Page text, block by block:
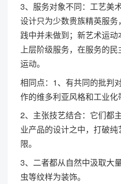
3、服务对象不同：工艺美
设计只为少数贵族精英服
践中并未做到；新艺术运
上层阶级服务，在服务的
运动。
相同点：1、有共同的批判
作的维多利亚风格和工业
2、主张技艺结合：它们都
业产品的设计之中，打破
限。
3、二者都从自然中汲取大
虫等纹样为装饰。